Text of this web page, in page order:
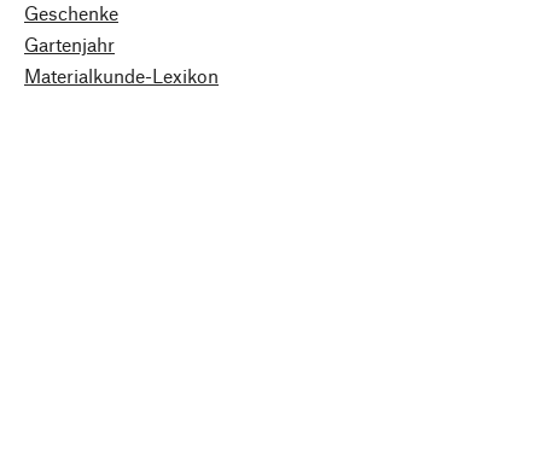
Geschenke
Gartenjahr
Materialkunde-Lexikon